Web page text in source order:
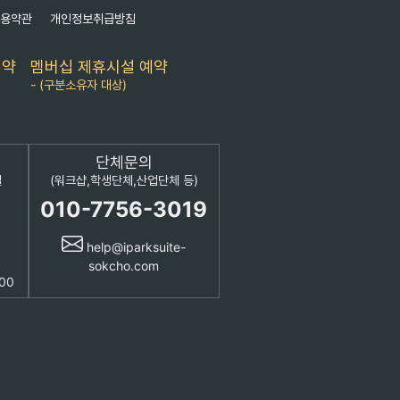
약관 개인정보취급방침
멤버십 제휴시설 예약
- (구분소유자 대상)
단체문의
(워크샵,학생단체,산업단체 등)
010-7756-3019
help@iparksuite-
sokcho.com